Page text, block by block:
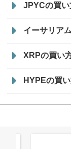
JPYCの買い
イーサリア
XRPの買い
HYPEの買